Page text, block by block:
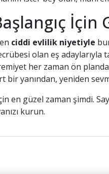
İçin
ciddi evlilik niyetiyle
olan eş adaylarıyla
her zaman ön
bir yanından, yeniden
en güzel zaman şimdi.
kurun.